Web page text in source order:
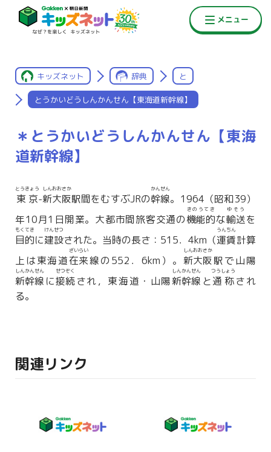
キッズネット 辞典 と
とうかいどうしんかんせん【東海道新幹線】
＊とうかいどうしんかんせん【東海
道新幹線】
東京
とうきょう
-新大阪
しんおおさか
駅間をむすぶJRの幹線
かんせん
。1964（昭和39）
年10月1日開業。大都市間旅客交通の機能的
きのうてき
な輸送
ゆそう
を
目的
もくてき
に建設
けんせつ
された。当時の長さ：515．4km（運賃
うんちん
計算
上は東海道在来
ざいらい
線の552．6km）。 新大阪
しんおおさか
駅で山陽
新幹線
しんかんせん
に接続
せつぞく
され，東海道・山陽新幹線
しんかんせん
と通称
つうしょう
され
る。
関連リンク